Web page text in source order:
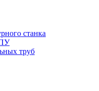
станка
труб